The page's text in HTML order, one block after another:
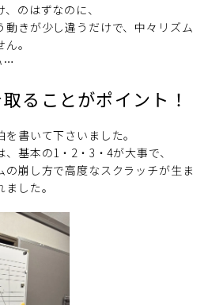
のはずなのに、
動きが少し違うだけで、中々リズム
。
…
ることがポイント！
書いて下さいました。
基本の1・2・3・4が大事で、
の崩し方で高度なスクラッチが生ま
した。